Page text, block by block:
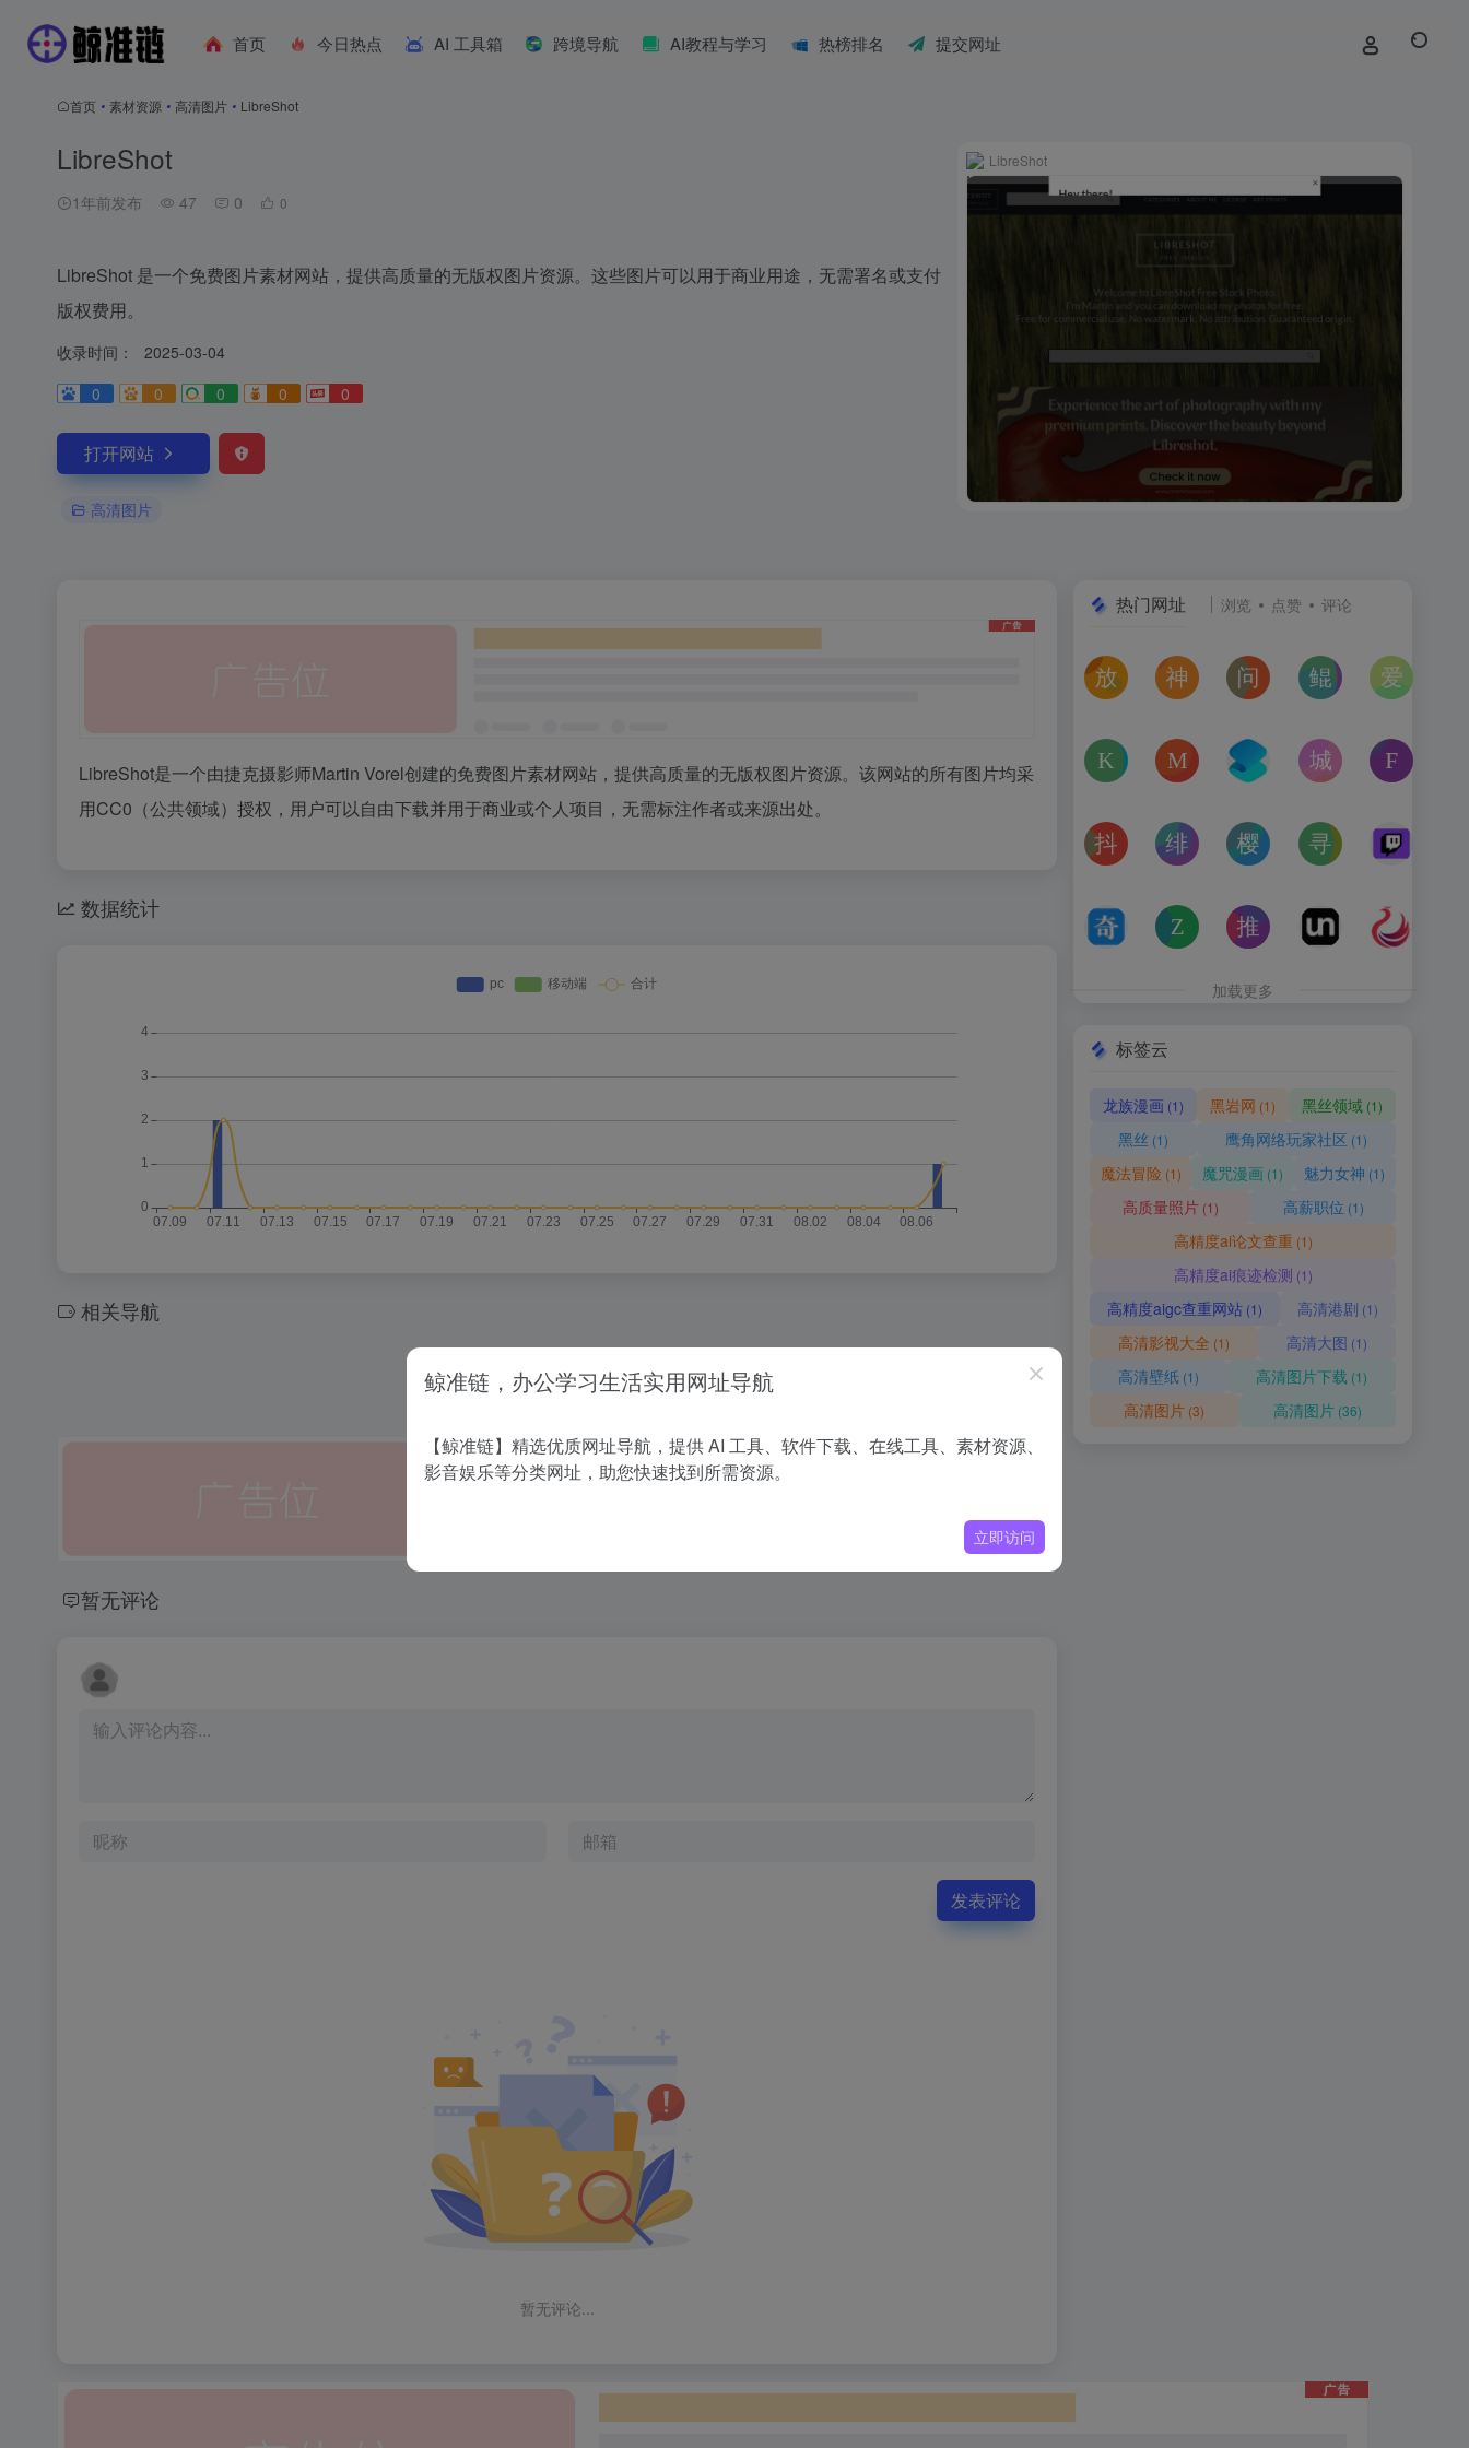
首页 今日热点 AI 工具箱 跨境导航 AI教程与学习 热榜排名 提交网址
首页 • 素材资源 • 高清图片 • LibreShot
LibreShot
1年前发布 47 0 0
LibreShot 是一个免费图片素材网站，提供高质量的无版权图片资源。这些图片可以用于商业用途，无需署名或支付
版权费用。
收录时间：
2025-03-04
0
0 0 0 0
打开网站
高清图片
LibreShot
LibreShot是一个由捷克摄影师Martin Vorel创建的免费图片素材网站，提供高质量的无版权图片资源。该网站的所有图片均采
用CC0（公共领域）授权，用户可以自由下载并用于商业或个人项目，无需标注作者或来源出处。
数据统计
相关导航
没有相关内容!
暂无评论
发表评论
暂无评论...
热门网址 浏览 点赞 评论
放屁音乐网
在线免费下载全网MP3付费歌曲
神仙代售
神仙代售，专注于游戏账号交易平台多年
问卷星
免费使用问卷星创建问卷调查
鲲Galgame论坛
一个专注于二次元
kagurafan
游戏补丁分享网站
MCBBS
MCBBS我的世界中文论坛官网入口
转换云
转换云（
城市交通健康榜
高德地图中国主要
抖音课堂
抖音旗下综合学习平台，覆盖抖音、今日头条、西瓜视
绯月论坛
绯月是一个以动漫、游戏、音乐、绘画等为
樱之空动漫
樱之空动漫是一个专为动漫爱
寻宝天行
完美世界官方授权
奇书网
TXT电子书免费下载,TXT全集下载,小说TXT下载,全本完
Zoom Earth
Zoom Earth风暴追踪器，实时天气和卫星图
推次元
推次元a2cy.com(T站)是以
Unblast – 免费
Unblast是免费设
加载更多
标签云
龙族漫画 (1) 黑岩网 (1) 黑丝领域 (1)
黑丝 (1) 鹰角网络玩家社区 (1)
魔法冒险 (1) 魔咒漫画(1) 魅力女神 (1)
高质量照片(1) 高薪职位 (1)
高精度ai论文查重(1)
高精度ai痕迹检测 (1)
高精度aigc查重网站 (1) 高清港剧 (1)
高清影视大全 (1) 高清大图 (1)
高清壁纸 (1) 高清图片下载 (1)
高清图片 (3) 高清图片(36)
鲸准链，办公学习生活实用网址导航
【鲸准链】精选优质网址导航，提供 AI 工具、软件下载、在线工具、素材资源、
影音娱乐等分类网址，助您快速找到所需资源。
立即访问